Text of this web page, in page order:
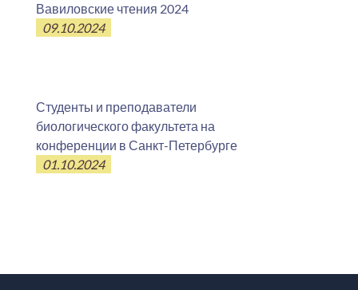
Вавиловские чтения 2024
09.10.2024
Студенты и преподаватели
биологического факультета на
конференции в Санкт-Петербурге
01.10.2024